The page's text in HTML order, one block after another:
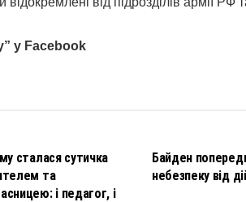
у Facebook
сталася сутичка
та
і педагог, і
Байден
небезпеку від